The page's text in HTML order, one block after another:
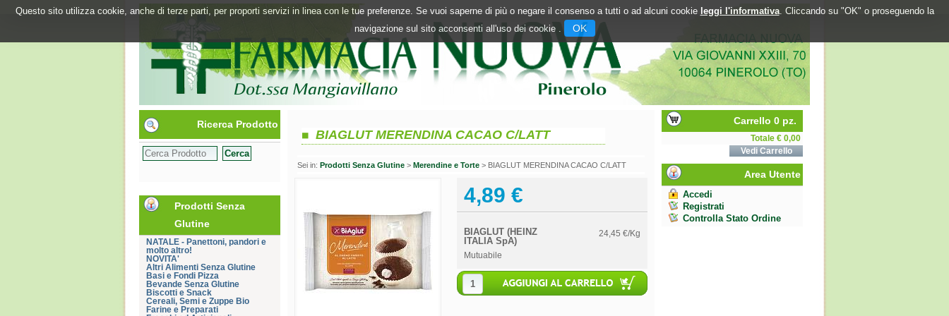
Questo sito utilizza cookie, anche di terze parti, per proporti servizi in linea con le tue preferenze. Se vuoi saperne di più o negare il consenso a tutti o ad alcuni cookie leggi l'informativa. Cliccando su "OK" o proseguendo la
navigazione sul sito acconsenti all'uso dei cookie .
OK
Ricerca Prodotto
Prodotti Senza
Glutine
NATALE - Panettoni, pandori e
molto altro!
NOVITA'
Altri Alimenti Senza Glutine
Basi e Fondi Pizza
Bevande Senza Glutine
Biscotti e Snack
Cereali, Semi e Zuppe Bio
Farine e Preparati
BIAGLUT MERENDINA CACAO C/LATT
Sei in: Prodotti Senza Glutine > Merendine e Torte > BIAGLUT MERENDINA CACAO C/LATT
4,89 €
BIAGLUT (HEINZ
ITALIA SpA)
24,45 €/Kg
Mutuabile
Carrello 0 pz.
Totale € 0,00
Vedi Carrello
Area Utente
Accedi
Registrati
Controlla Stato Ordine